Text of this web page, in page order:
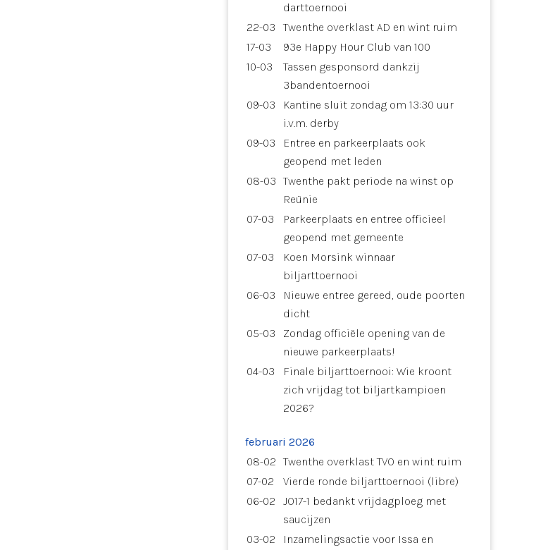
darttoernooi
22-03
Twenthe overklast AD en wint ruim
17-03
93e Happy Hour Club van 100
10-03
Tassen gesponsord dankzij
3bandentoernooi
09-03
Kantine sluit zondag om 13:30 uur
i.v.m. derby
09-03
Entree en parkeerplaats ook
geopend met leden
08-03 Twenthe pakt periode na winst op
Reünie
07-03
Parkeerplaats en entree officieel
geopend met gemeente
07-03
Koen Morsink winnaar
biljarttoernooi
06-03
Nieuwe entree gereed, oude poorten
dicht
05-03
Zondag officiële opening van de
nieuwe parkeerplaats!
04-03
Finale biljarttoernooi: Wie kroont
zich vrijdag tot biljartkampioen
2026?
februari 2026
08-02 Twenthe overklast TVO en wint ruim
07-02
Vierde ronde biljarttoernooi (libre)
06-02
JO17-1 bedankt vrijdagploeg met
saucijzen
03-02
Inzamelingsactie voor Issa en